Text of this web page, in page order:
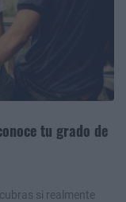
tu grado de
si realmente